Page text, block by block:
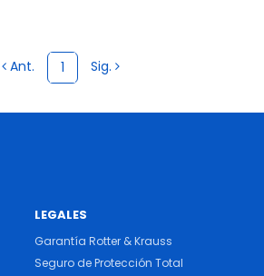
Ant. 1 Sig.
LEGALES
Garantía Rotter & Krauss
Seguro de Protección Total